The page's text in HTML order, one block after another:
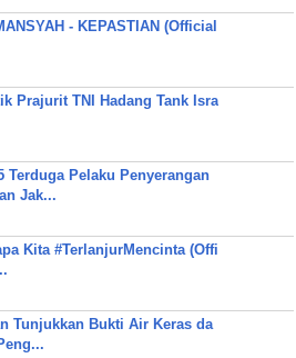
- KEPASTIAN (Official
Prajurit TNI Hadang Tank Isra
Terduga Pelaku Penyerangan
Jak...
Kita #TerlanjurMencinta (Offi
Tunjukkan Bukti Air Keras da